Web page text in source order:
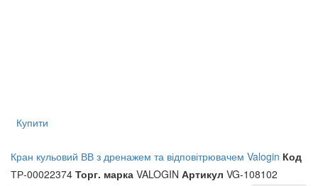
Купити
Кран кульовий ВВ з дренажем та відповітрювачем Valogin Код
ТР-00022374 Торг. марка VALOGIN Артикул VG-108102